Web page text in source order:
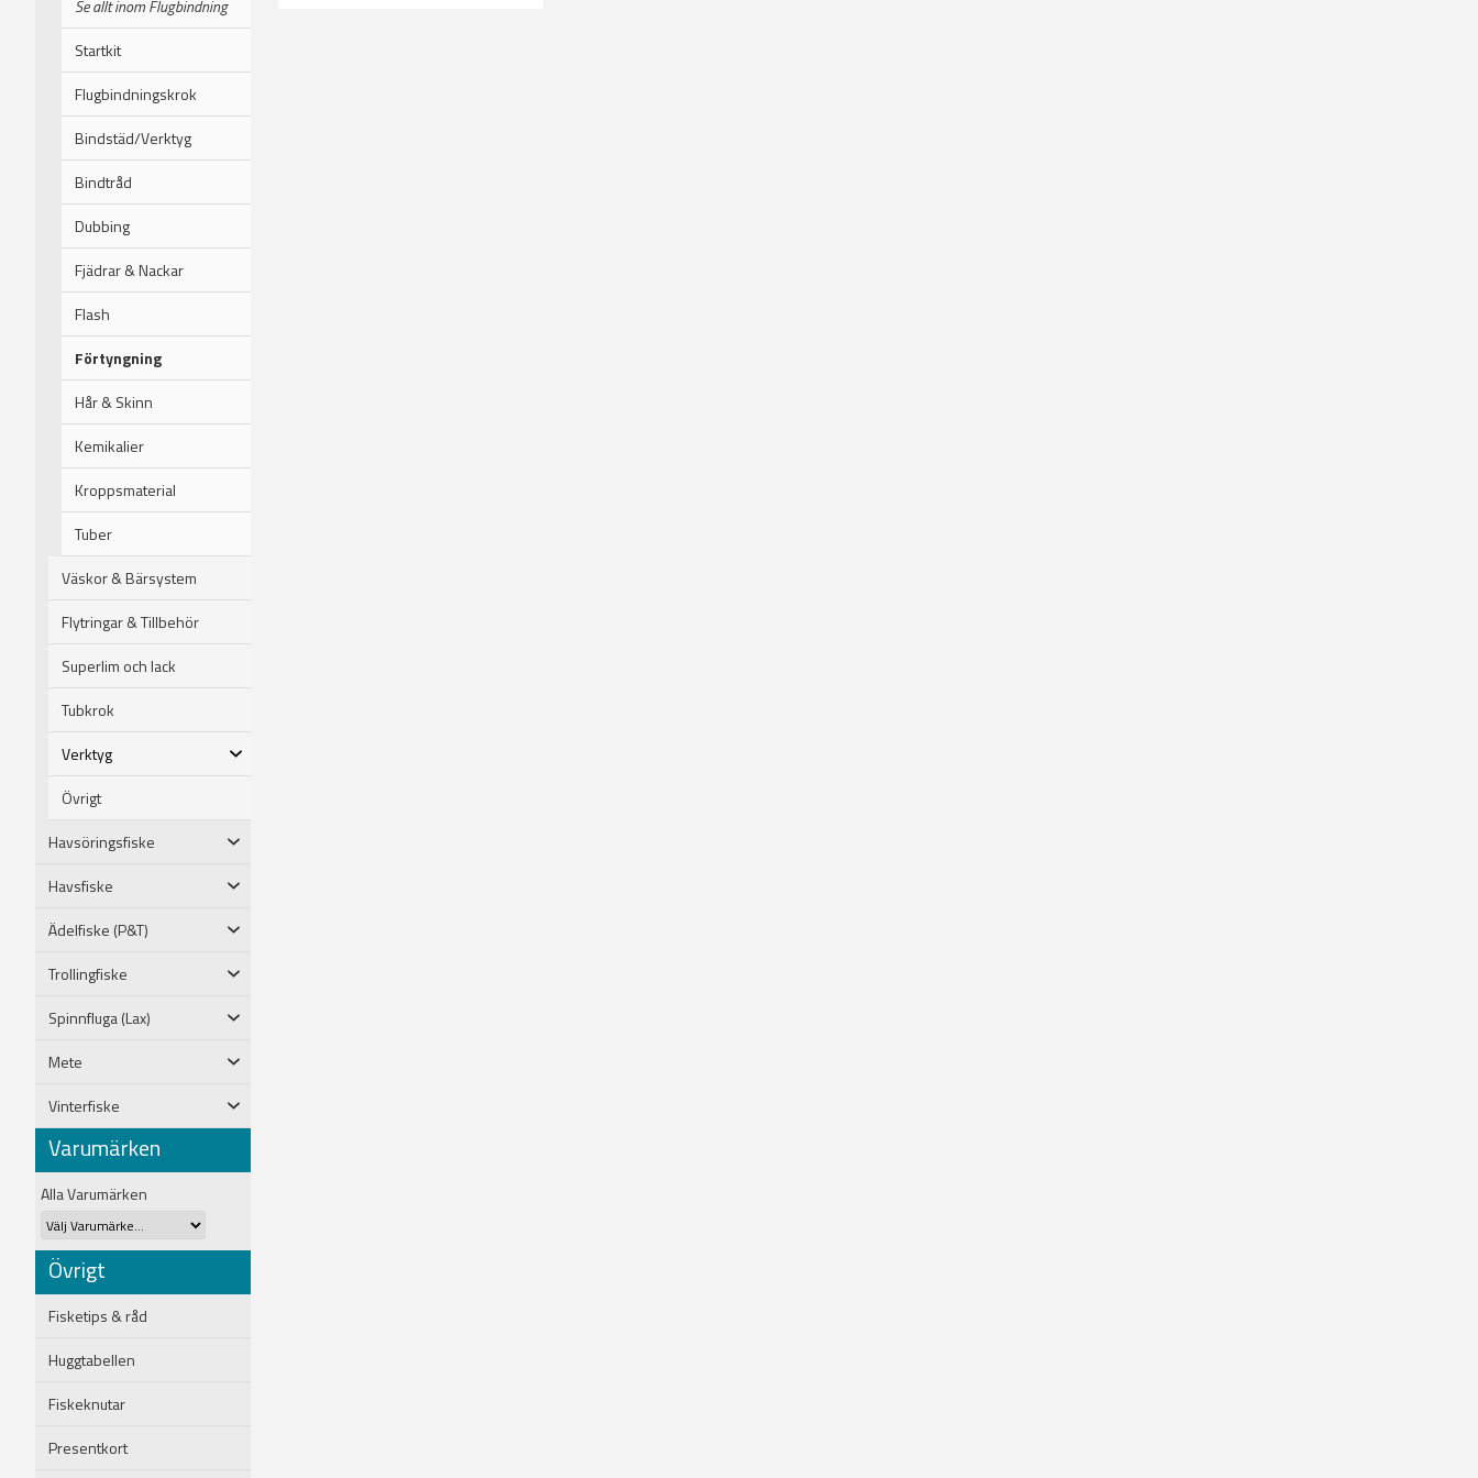
Se allt inom Flugbindning
Startkit
Flugbindningskrok
Bindstäd/Verktyg
Bindtråd
Dubbing
Fjädrar & Nackar
Flash
Förtyngning
Hår & Skinn
Kemikalier
Kroppsmaterial
Tuber
Väskor & Bärsystem
Flytringar & Tillbehör
Superlim och lack
Tubkrok
Verktyg
Övrigt
Havsöringsfiske
Havsfiske
Ädelfiske (P&T)
Trollingfiske
Spinnfluga (Lax)
Mete
Vinterfiske
Varumärken
Alla Varumärken
Övrigt
Fisketips & råd
Huggtabellen
Fiskeknutar
Presentkort